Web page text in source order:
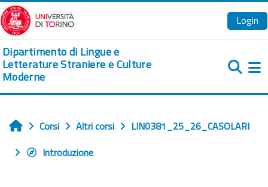
Vai al contenuto principale
Login
Dipartimento di Lingue e
Letterature Straniere e Culture
Moderne
Home
Corsi Altri corsi
LIN0381_25_26_CASOLARI
Introduzione